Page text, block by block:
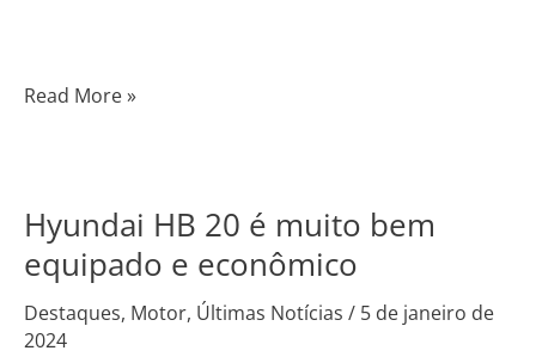
Read More »
Hyundai HB 20 é muito bem
equipado e econômico
Destaques, Motor, Últimas Notícias / 5 de janeiro de
2024
Hyundai
HB
20
é
muito